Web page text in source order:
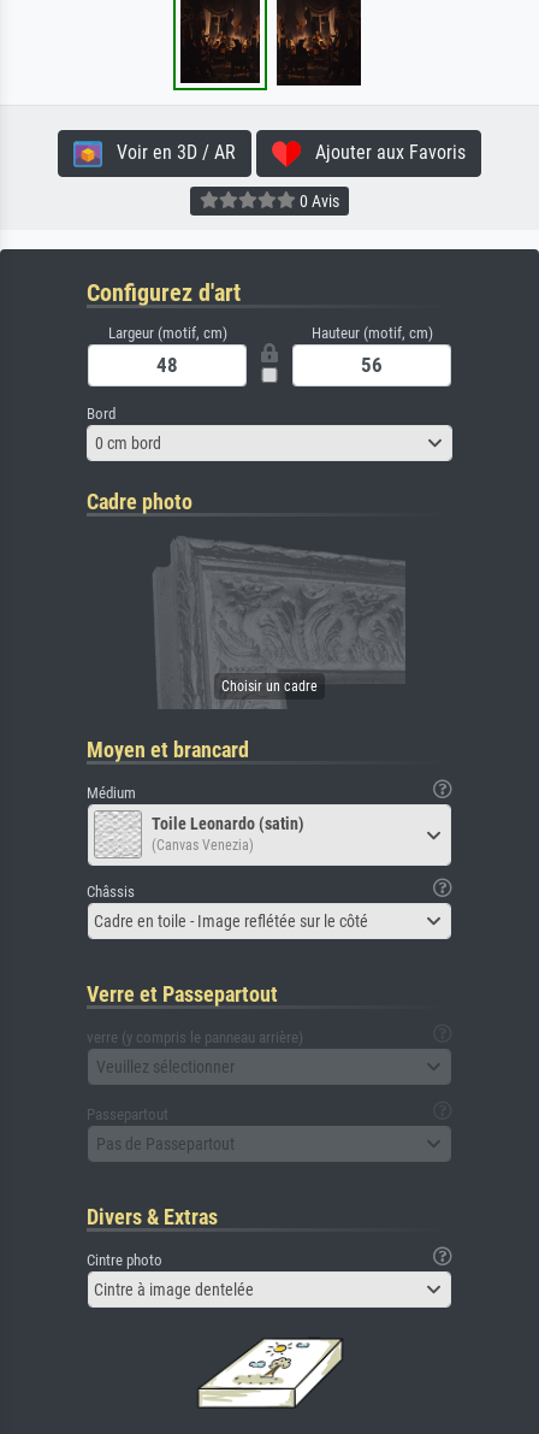
Voir en 3D / AR Ajouter aux Favoris
0 Avis
Configurez d'art
Largeur (motif, cm) Hauteur (motif, cm)
Bord
0 cm bord
Cadre photo
Moyen et brancard
Médium
Toile Leonardo (satin)
(Canvas Venezia)
Châssis
Cadre en toile - Image reflétée sur le côté
Verre et Passepartout
verre (y compris le panneau arrière)
Veuillez sélectionner
Passepartout
Pas de Passepartout
Divers & Extras
Cintre photo
Cintre à image dentelée